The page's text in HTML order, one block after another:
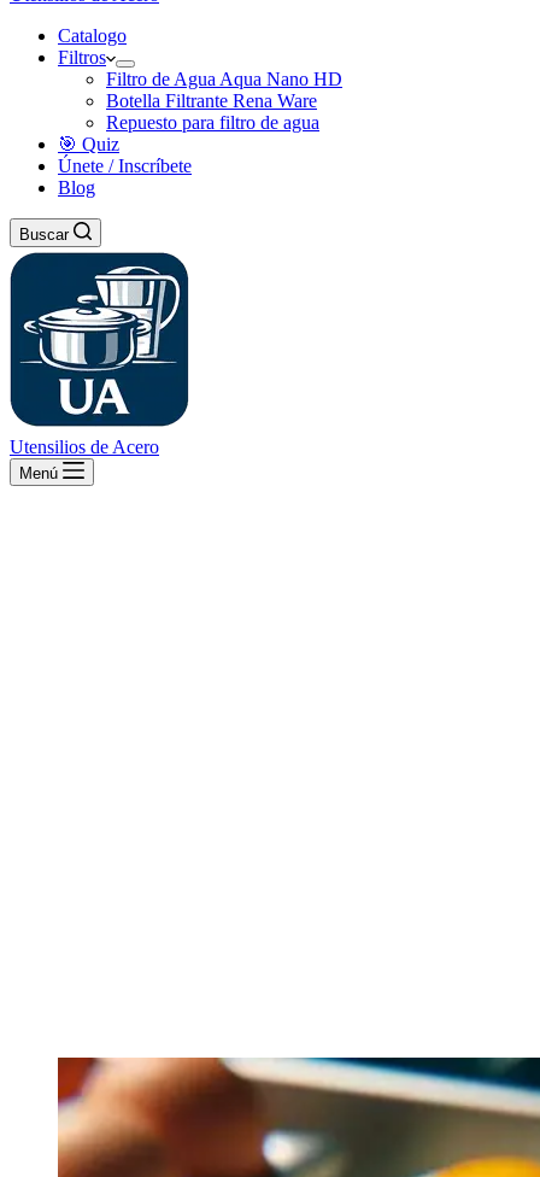
Catalogo
Filtros
Filtro de Agua Aqua Nano HD
Botella Filtrante Rena Ware
Repuesto para filtro de agua
🎯 Quiz
Únete / Inscríbete
Blog
Buscar
Utensilios de Acero
Menú